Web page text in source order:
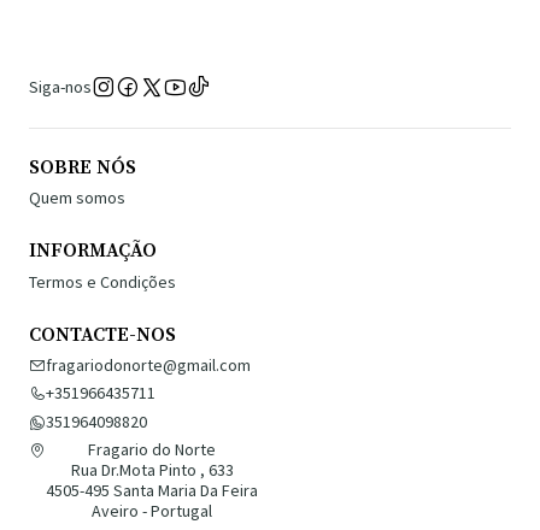
Siga-nos
SOBRE NÓS
Quem somos
INFORMAÇÃO
Termos e Condições
CONTACTE-NOS
fragariodonorte@gmail.com
+351966435711
351964098820
Fragario do Norte
Rua Dr.Mota Pinto , 633
4505-495 Santa Maria Da Feira
Aveiro - Portugal